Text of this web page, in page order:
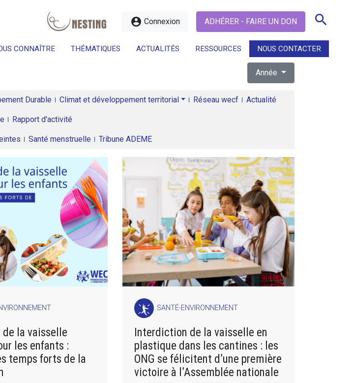
account_circle Connexion ADHÉRER - FAIRE UN DON search
CONNAÎTRE THÉMATIQUES ACTUALITÉS RESSOURCES NOUS CONTACTER
search
Année
Durable Climat et développement territorial Réseau wecf Actualité
Rapport d'activité
Santé menstruelle Tribune ADEME
la vaisselle
les enfants :
temps forts de la
SANTÉ-ENVIRONNEMENT
Interdiction de la vaisselle en
plastique dans les cantines : les
ONG se félicitent d’une première
victoire à l’Assemblée nationale